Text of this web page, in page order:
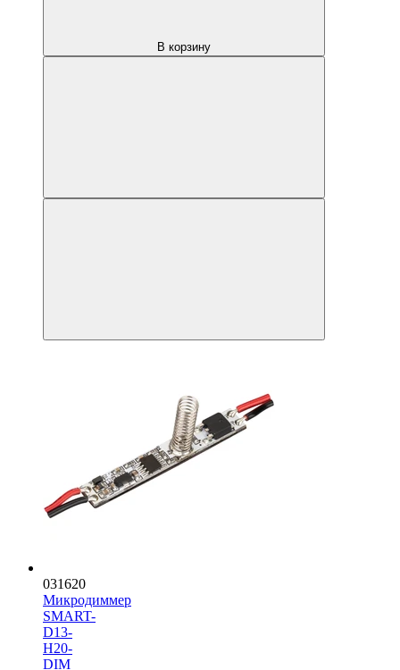
В корзину
031620
Микродиммер
SMART-
D13-
H20-
DIM